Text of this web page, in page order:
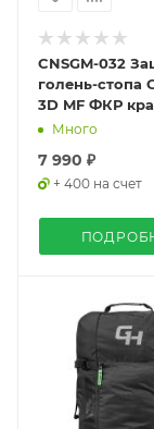
CNSGM-032
голень-стопа
3D MF ФКР
Много
7 990 ₽
+ 400 на счет